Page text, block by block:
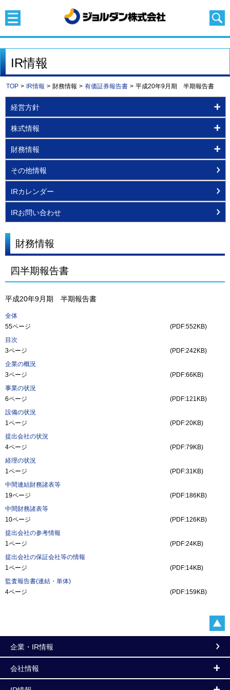
IR情報
TOP > IR情報 > 財務情報 > 有価証券報告書 > 平成20年9月期 半期報告書
経営方針
株式情報
財務情報
その他情報
IRカレンダー
IRお問い合わせ
財務情報
四半期報告書
平成20年9月期 半期報告書
全体
55ページ
(PDF:552KB)
目次
3ページ
(PDF:242KB)
企業の概況
3ページ
(PDF:66KB)
事業の状況
6ページ
(PDF:121KB)
設備の状況
1ページ
(PDF:20KB)
提出会社の状況
4ページ
(PDF:79KB)
経理の状況
1ページ
(PDF:31KB)
中間連結財務諸表等
19ページ
(PDF:186KB)
中間財務諸表等
10ページ
(PDF:126KB)
提出会社の参考情報
1ページ
(PDF:24KB)
提出会社の保証会社等の情報
1ページ
(PDF:14KB)
監査報告書(連結・単体)
4ページ
(PDF:159KB)
企業・IR情報
会社情報